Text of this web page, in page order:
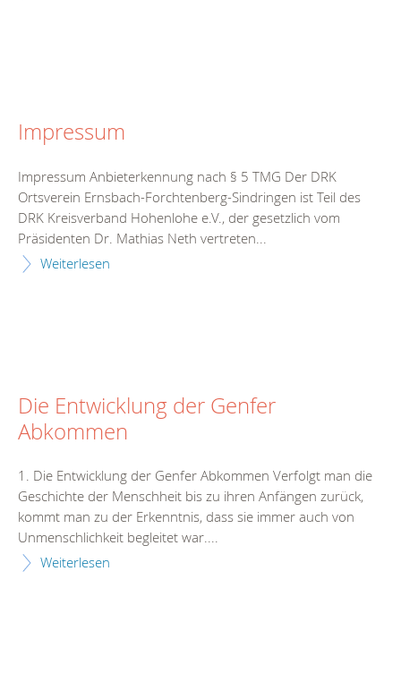
Impressum
Impressum Anbieterkennung nach § 5 TMG Der DRK
Ortsverein Ernsbach-Forchtenberg-Sindringen ist Teil des
DRK Kreisverband Hohenlohe e.V., der gesetzlich vom
Präsidenten Dr. Mathias Neth vertreten...
Weiterlesen
Die Entwicklung der Genfer
Abkommen
1. Die Entwicklung der Genfer Abkommen Verfolgt man die
Geschichte der Menschheit bis zu ihren Anfängen zurück,
kommt man zu der Erkenntnis, dass sie immer auch von
Unmenschlichkeit begleitet war....
Weiterlesen